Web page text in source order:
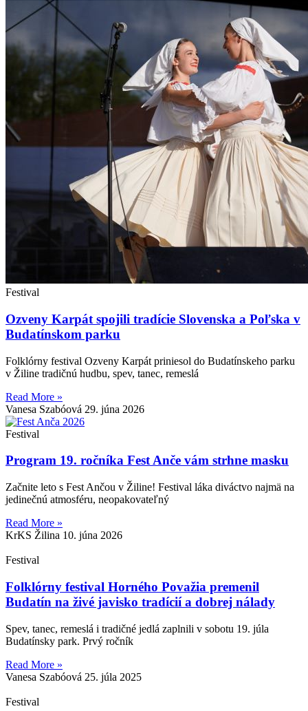
Festival
Ozveny Karpát spojili tradície Slovenska a Poľska v
Budatínskom parku
Folklórny festival Ozveny Karpát priniesol do Budatínskeho parku
v Žiline tradičnú hudbu, spev, tanec, remeslá
Read More »
Vanesa Szabóová 29. júna 2026
Festival
Program 19. ročníka Fest Anče vám strhne masku
Začnite leto s Fest Ančou v Žiline! Festival láka diváctvo najmä na
jedinečnú atmosféru, neopakovateľný
Read More »
KrKS Žilina 10. júna 2026
Festival
Folklórny festival Horného Považia premenil
Budatín na živé javisko tradícií a dobrej nálady
Spev, tanec, remeslá i tradičné jedlá zaplnili v sobotu 19. júla
Budatínsky park. Prvý ročník
Read More »
Vanesa Szabóová 25. júla 2025
Festival